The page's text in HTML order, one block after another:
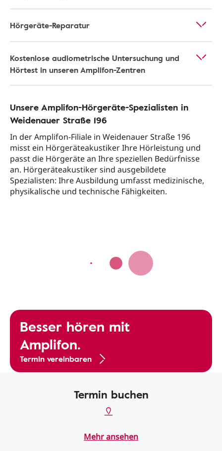
Hörgeräte-Reparatur
Kostenlose audiometrische Untersuchung und
Hörtest in unseren Amplifon-Zentren
Unsere Amplifon-Hörgeräte-Spezialisten in
Weidenauer Straße 196
In der Amplifon-Filiale in Weidenauer Straße 196
misst ein Hörgeräteakustiker Ihre Hörleistung und
passt die Hörgeräte an Ihre speziellen Bedürfnisse
an. Hörgeräteakustiker sind ausgebildete
Spezialisten: Ihre Ausbildung umfasst medizinische,
physikalische und technische Fähigkeiten.
Besser hören mit
Amplifon.
Termin vereinbaren
Termin buchen
Mehr ansehen